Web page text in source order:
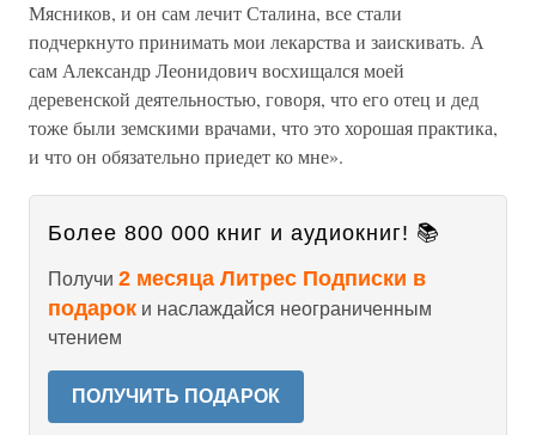
Мясников, и он сам лечит Сталина, все стали
подчеркнуто принимать мои лекарства и заискивать. А
сам Александр Леонидович восхищался моей
деревенской деятельностью, говоря, что его отец и дед
тоже были земскими врачами, что это хорошая практика,
и что он обязательно приедет ко мне».
Более 800 000 книг и аудиокниг! 📚
Получи 2 месяца Литрес Подписки в
подарок и наслаждайся неограниченным
чтением
ПОЛУЧИТЬ ПОДАРОК